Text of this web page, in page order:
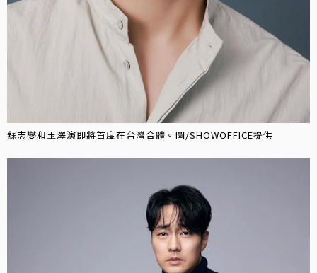
蘇志燮和玉澤演即將首度在台灣合體。圖/SHOWOFFICE提供